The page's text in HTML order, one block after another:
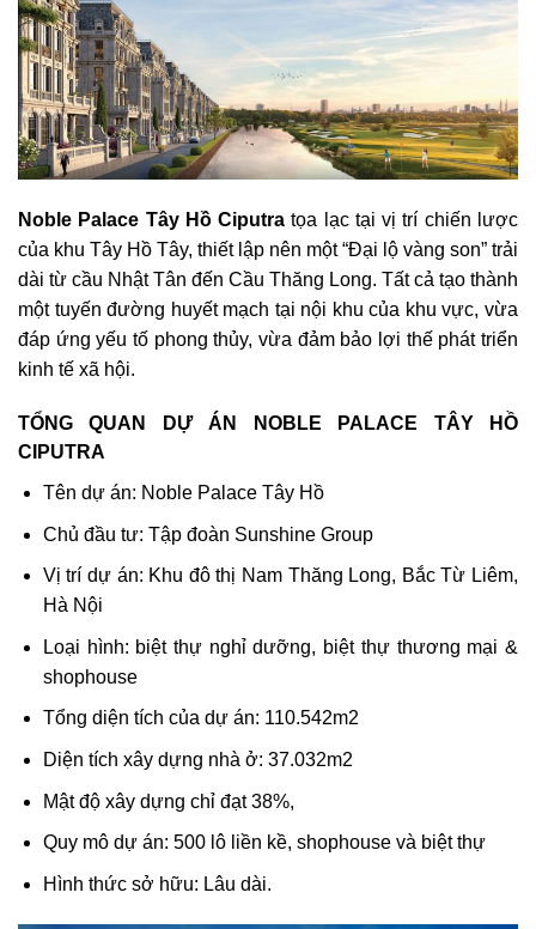
Noble Palace Tây Hồ Ciputra tọa lạc tại vị trí chiến lược
của khu Tây Hồ Tây, thiết lập nên một “Đại lộ vàng son” trải
dài từ cầu Nhật Tân đến Cầu Thăng Long. Tất cả tạo thành
một tuyến đường huyết mạch tại nội khu của khu vực, vừa
đáp ứng yếu tố phong thủy, vừa đảm bảo lợi thế phát triển
kinh tế xã hội.
TỔNG QUAN DỰ ÁN NOBLE PALACE TÂY HỒ
CIPUTRA
Tên dự án: Noble Palace Tây Hồ
Chủ đầu tư: Tập đoàn Sunshine Group
Vị trí dự án: Khu đô thị Nam Thăng Long, Bắc Từ Liêm,
Hà Nội
Loại hình: biệt thự nghỉ dưỡng, biệt thự thương mại &
shophouse
Tổng diện tích của dự án: 110.542m2
Diện tích xây dựng nhà ở: 37.032m2
Mật độ xây dựng chỉ đạt 38%,
Quy mô dự án: 500 lô liền kề, shophouse và biệt thự
Hình thức sở hữu: Lâu dài.